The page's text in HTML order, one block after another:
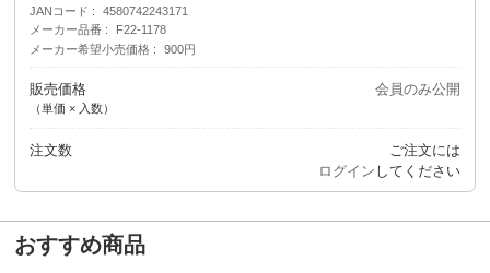
JANコード
4580742243171
メーカー品番
F22-1178
メーカー希望小売価格
900円
販売価格
（単価 × 入数）
会員のみ公開
注文数
ご注文には
ログイン してください
おすすめ商品